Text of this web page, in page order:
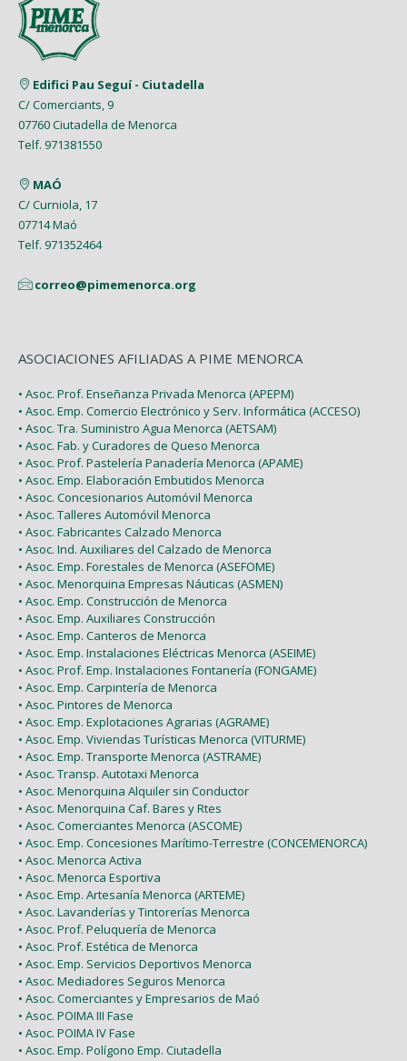
Edifici Pau Seguí - Ciutadella
C/ Comerciants, 9
07760 Ciutadella de Menorca
Telf. 971381550
MAÓ
C/ Curniola, 17
07714 Maó
Telf. 971352464
correo@pimemenorca.org
ASOCIACIONES AFILIADAS A PIME MENORCA
• Asoc. Prof. Enseñanza Privada Menorca (APEPM)
• Asoc. Emp. Comercio Electrónico y Serv. Informática (ACCESO)
• Asoc. Tra. Suministro Agua Menorca (AETSAM)
• Asoc. Fab. y Curadores de Queso Menorca
• Asoc. Prof. Pastelería Panadería Menorca (APAME)
• Asoc. Emp. Elaboración Embutidos Menorca
• Asoc. Concesionarios Automóvil Menorca
• Asoc. Talleres Automóvil Menorca
• Asoc. Fabricantes Calzado Menorca
• Asoc. Ind. Auxiliares del Calzado de Menorca
• Asoc. Emp. Forestales de Menorca (ASEFOME)
• Asoc. Menorquina Empresas Náuticas (ASMEN)
• Asoc. Emp. Construcción de Menorca
• Asoc. Emp. Auxiliares Construcción
• Asoc. Emp. Canteros de Menorca
• Asoc. Emp. Instalaciones Eléctricas Menorca (ASEIME)
• Asoc. Prof. Emp. Instalaciones Fontanería (FONGAME)
• Asoc. Emp. Carpintería de Menorca
• Asoc. Pintores de Menorca
• Asoc. Emp. Explotaciones Agrarias (AGRAME)
• Asoc. Emp. Viviendas Turísticas Menorca (VITURME)
• Asoc. Emp. Transporte Menorca (ASTRAME)
• Asoc. Transp. Autotaxi Menorca
• Asoc. Menorquina Alquiler sin Conductor
• Asoc. Menorquina Caf. Bares y Rtes
• Asoc. Comerciantes Menorca (ASCOME)
• Asoc. Emp. Concesiones Marítimo-Terrestre (CONCEMENORCA)
• Asoc. Menorca Activa
• Asoc. Menorca Esportiva
• Asoc. Emp. Artesanía Menorca (ARTEME)
• Asoc. Lavanderías y Tintorerías Menorca
• Asoc. Prof. Peluquería de Menorca
• Asoc. Prof. Estética de Menorca
• Asoc. Emp. Servicios Deportivos Menorca
• Asoc. Mediadores Seguros Menorca
• Asoc. Comerciantes y Empresarios de Maó
• Asoc. POIMA III Fase
• Asoc. POIMA IV Fase
• Asoc. Emp. Polígono Emp. Ciutadella